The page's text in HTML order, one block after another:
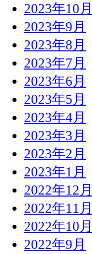
2023年10月
2023年9月
2023年8月
2023年7月
2023年6月
2023年5月
2023年4月
2023年3月
2023年2月
2023年1月
2022年12月
2022年11月
2022年10月
2022年9月